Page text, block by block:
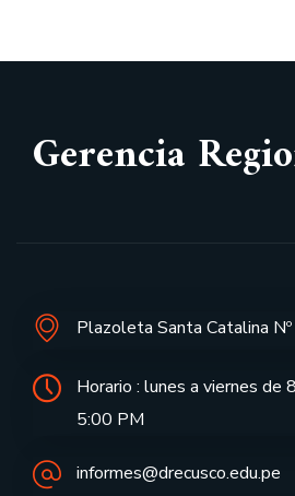
Gerencia
Plazoleta Santa Catalina
Horario : lunes a viernes de
5:00 PM
informes@drecusco.edu.pe